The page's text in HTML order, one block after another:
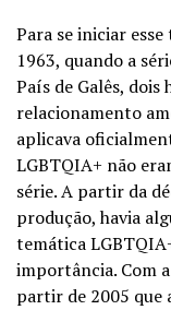
Para se iniciar
1963, quando a
País de Galês,
relacionamento
aplicava
LGBTQIA+ não
série. A partir da
produção, havia
temática
importância. Com
partir de 2005 que